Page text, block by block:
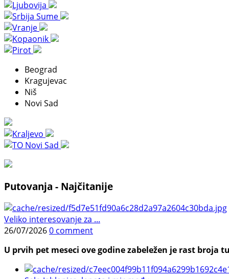
Beograd
Kragujevac
Niš
Novi Sad
Putovanja - Najčitanije
Veliko interesovanje za ...
26/07/20260 comment
U prvih pet meseci ove godine zabeležen je rast